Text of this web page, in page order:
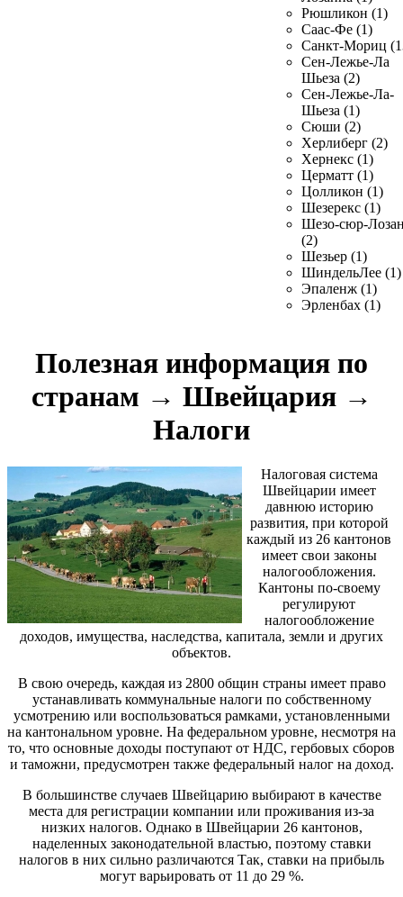
Рюшликон (1)
Саас-Фе (1)
Санкт-Мориц
Сен-Лежье-Ла
Шьеза (2)
Сен-Лежье-Ла-
Шьеза (1)
Сюши (2)
Херлиберг (2)
Хернекс (1)
Церматт (1)
Цолликон (1)
Шезерекс (1)
Шезо-сюр-
(2)
Шезьер (1)
ШиндельЛее (1)
Эпаленж (1)
Эрленбах (1)
Полезная информация по
странам → Швейцария →
Налоги
Налоговая система
Швейцарии имеет
давнюю историю
развития, при которой
каждый из 26 кантонов
имеет свои законы
налогообложения.
Кантоны по-своему
регулируют
налогообложение
доходов, имущества, наследства, капитала, земли и других
объектов.
В свою очередь, каждая из 2800 общин страны имеет право
устанавливать коммунальные налоги по собственному
усмотрению или воспользоваться рамками, установленными
на кантональном уровне. На федеральном уровне, несмотря на
то, что основные доходы поступают от НДС, гербовых сборов
и таможни, предусмотрен также федеральный налог на доход.
В большинстве случаев Швейцарию выбирают в качестве
места для регистрации компании или проживания из-за
низких налогов. Однако в Швейцарии 26 кантонов,
наделенных законодательной властью, поэтому ставки
налогов в них сильно различаются Так, ставки на прибыль
могут варьировать от 11 до 29 %.